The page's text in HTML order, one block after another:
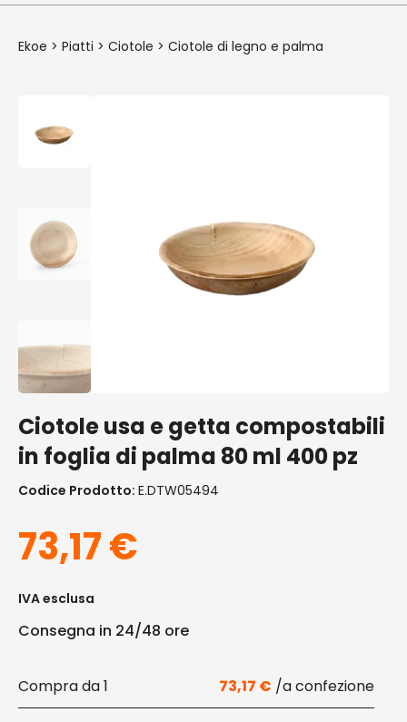
Ekoe > Piatti > Ciotole > Ciotole di legno e palma
Ciotole usa e getta compostabili
in foglia di palma 80 ml 400 pz
Codice Prodotto: E.DTW05494
73,17€
IVA esclusa
Consegna in 24/48 ore
1 73,17 €